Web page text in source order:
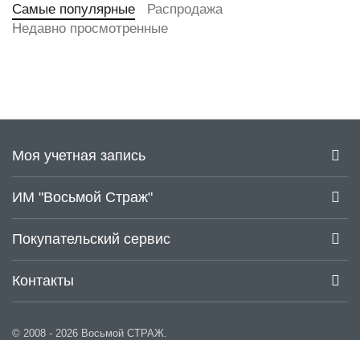
Самые популярные
Распродажа
Недавно просмотренные
Моя учетная запись
ИМ "Восьмой Страж"
Покупательский сервис
Контакты
© 2008 - 2026 Восьмой СТРАЖ.